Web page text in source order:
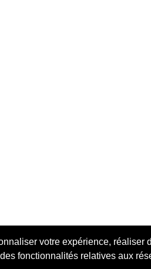
votre expérience, réaliser
fonctionnalités relatives aux